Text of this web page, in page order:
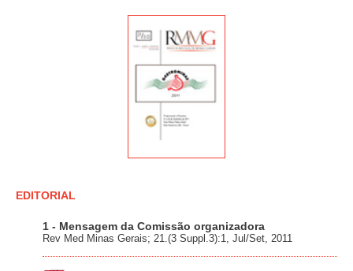
EDITORIAL
1 - Mensagem da Comissão organizadora
Rev Med Minas Gerais; 21.(3 Suppl.3):1, Jul/Set, 2011